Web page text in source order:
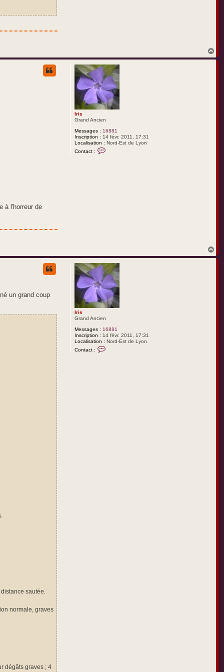
a
u
Iris
Grand Ancien
Messages : 16881
Inscription : 14 févr. 2011, 17:31
Localisation : Nord-Est de Lyon
Contact :
à l'horreur de
a
u
Iris
Grand Ancien
Messages : 16881
Inscription : 14 févr. 2011, 17:31
Localisation : Nord-Est de Lyon
Contact :
un grand coup
sautée.
normale, graves
dégâts graves ; 4